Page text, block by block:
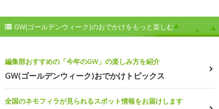
GW(ゴールデンウィーク)のおでかけをもっと楽しむ
編集部おすすめの「今年のGW」の楽しみ方を紹介
GW(ゴールデンウィーク)おでかけトピックス
全国のネモフィラが見られるスポット情報をお届けします